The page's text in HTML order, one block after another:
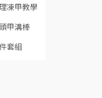
凍甲教學
甲溝棒
套組